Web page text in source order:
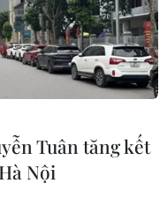
27
Tuân tăng kết
Nội